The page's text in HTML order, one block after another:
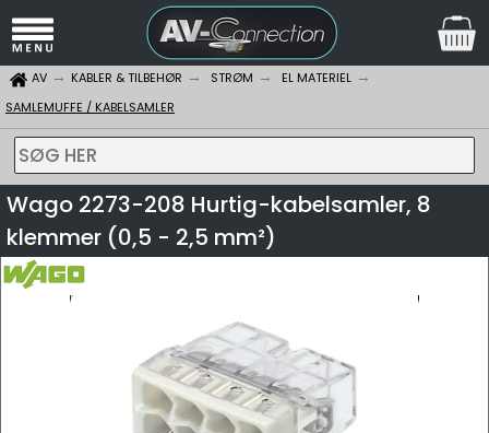
AV KABLER & TILBEHØR STRØM
EL MATERIEL
SAMLEMUFFE / KABELSAMLER
SØG HER
Wago 2273-208 Hurtig-kabelsamler, 8
klemmer (0,5 - 2,5 mm²)